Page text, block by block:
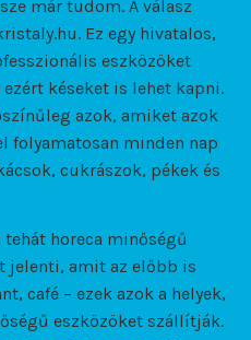
már tudom. A válasz
Ez egy hivatalos,
eszközöket
késeket is lehet kapni.
azok, amiket azok
folyamatosan minden nap
cukrászok, pékek és
horeca minőségű
jelenti, amit az előbb is
café – ezek azok a helyek,
eszközöket szállítják.